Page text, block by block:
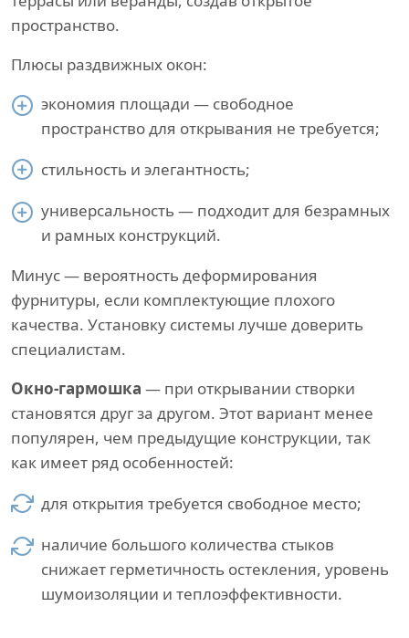
пространство.
Плюсы раздвижных окон:
экономия площади — свободное
пространство для открывания не требуется;
стильность и элегантность;
универсальность — подходит для безрамных
и рамных конструкций.
Минус — вероятность деформирования
фурнитуры, если комплектующие плохого
качества. Установку системы лучше доверить
специалистам.
Окно-гармошка — при открывании створки
становятся друг за другом. Этот вариант менее
популярен, чем предыдущие конструкции, так
как имеет ряд особенностей:
для открытия требуется свободное место;
наличие большого количества стыков
снижает герметичность остекления, уровень
шумоизоляции и теплоэффективности.